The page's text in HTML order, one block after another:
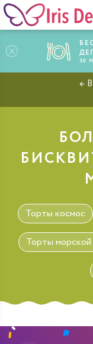
30
Торты космос
Торты морской